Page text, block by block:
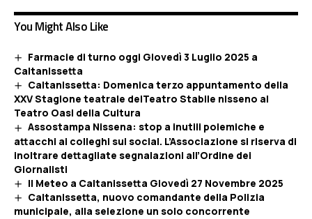
You Might Also Like
Farmacie di turno oggi Giovedì 3 Luglio 2025 a
Caltanissetta
Caltanissetta: Domenica terzo appuntamento della
XXV Stagione teatrale delTeatro Stabile nisseno al
Teatro Oasi della Cultura
Assostampa Nissena: stop a inutili polemiche e
attacchi ai colleghi sui social. L’Associazione si riserva di
inoltrare dettagliate segnalazioni all’Ordine dei
Giornalisti
Il Meteo a Caltanissetta Giovedì 27 Novembre 2025
Caltanissetta, nuovo comandante della Polizia
municipale, alla selezione un solo concorrente